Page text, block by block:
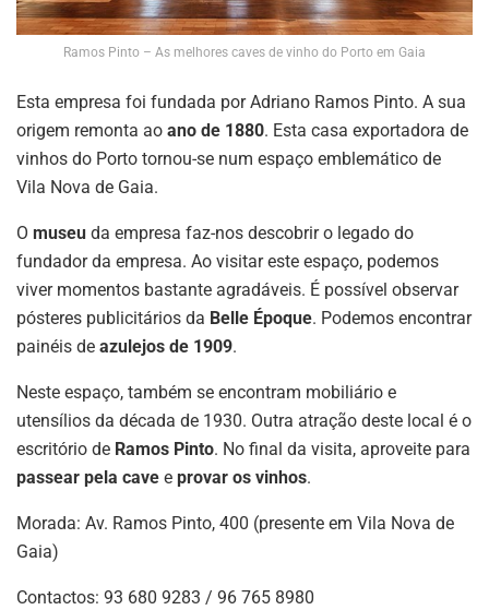
Ramos Pinto – As melhores caves de vinho do Porto em Gaia
Esta empresa foi fundada por Adriano Ramos Pinto. A sua
origem remonta ao ano de 1880. Esta casa exportadora de
vinhos do Porto tornou-se num espaço emblemático de
Vila Nova de Gaia.
O museu da empresa faz-nos descobrir o legado do
fundador da empresa. Ao visitar este espaço, podemos
viver momentos bastante agradáveis. É possível observar
pósteres publicitários da Belle Époque. Podemos encontrar
painéis de azulejos de 1909.
Neste espaço, também se encontram mobiliário e
utensílios da década de 1930. Outra atração deste local é o
escritório de Ramos Pinto. No final da visita, aproveite para
passear pela cave e provar os vinhos.
Morada: Av. Ramos Pinto, 400 (presente em Vila Nova de
Gaia)
Contactos: 93 680 9283 / 96 765 8980